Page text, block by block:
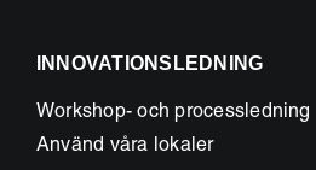
INNOVATIONSLEDNING
Workshop- och processledning
Använd våra lokaler